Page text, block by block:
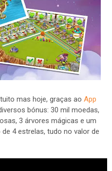
mas hoje, graças ao App
bónus: 30 mil moedas,
3 árvores mágicas e um
4 estrelas, tudo no valor de